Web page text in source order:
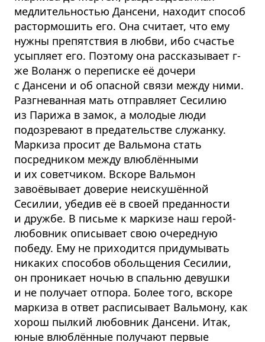
медлительностью Дансени, находит способ
растормошить его. Она считает, что ему
нужны препятствия в любви, ибо счастье
усыпляет его. Поэтому она рассказывает г-
же Воланж о переписке её дочери
с Дансени и об опасной связи между ними.
Разгневанная мать отправляет Сесилию
из Парижа в замок, а молодые люди
подозревают в предательстве служанку.
Маркиза просит де Вальмона стать
посредником между влюблёнными
и их советчиком. Вскоре Вальмон
завоёвывает доверие неискушённой
Сесилии, убедив её в своей преданности
и дружбе. В письме к маркизе наш герой-
любовник описывает свою очередную
победу. Ему не приходится придумывать
никаких способов обольщения Сесилии,
он проникает ночью в спальню девушки
и не получает отпора. Более того, вскоре
маркиза в ответ расписывает Вальмону, как
хорош пылкий любовник Дансени. Итак,
юные влюблённые получают первые